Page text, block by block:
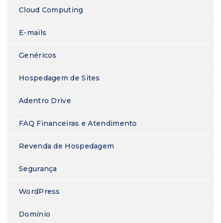
Cloud Computing
E-mails
Genéricos
Hospedagem de Sites
Adentro Drive
FAQ Financeiras e Atendimento
Revenda de Hospedagem
Segurança
WordPress
Domínio